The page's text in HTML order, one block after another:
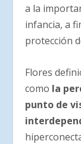
a la
infancia, a
protección
Flores
como la
punto de